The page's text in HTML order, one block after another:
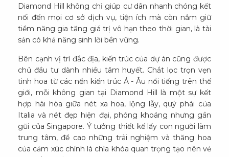
Diamond Hill không chỉ giúp cư dân nhanh chóng kết
nối đến mọi cơ sở dịch vụ, tiện ích mà còn nắm giữ
tiềm năng gia tăng giá trị vô hạn theo thời gian, là tài
sản có khả năng sinh lời bền vững.
Bên cạnh vị trí đắc địa, kiến trúc của dự án cũng được
chủ đầu tư dành nhiều tâm huyết. Chắt lọc trọn vẹn
tinh hoa từ các nền kiến trúc Á - Âu nổi tiếng trên thế
giới, mỗi không gian tại Diamond Hill là một sự kết
hợp hài hòa giữa nét xa hoa, lộng lẫy, quý phái của
Italia và nét đẹp hiện đại, phóng khoáng nhưng gần
gũi của Singapore. Ý tưởng thiết kế lấy con người làm
trung tâm, đề cao những trải nghiệm và thăng hoa
của cảm xúc chính là chìa khóa quan trọng tạo nên vẻ